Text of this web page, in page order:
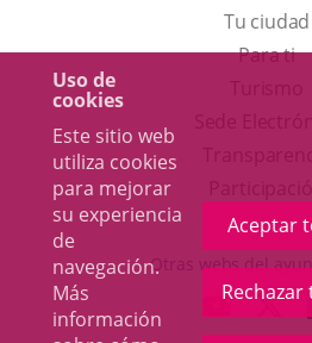
Uso de
cookies
Este sitio web
utiliza cookies
para mejorar
su experiencia
de
navegación.
Más
información
Aceptar
Tu ciudad
Para ti
Otras webs del
ENLACE
A
A